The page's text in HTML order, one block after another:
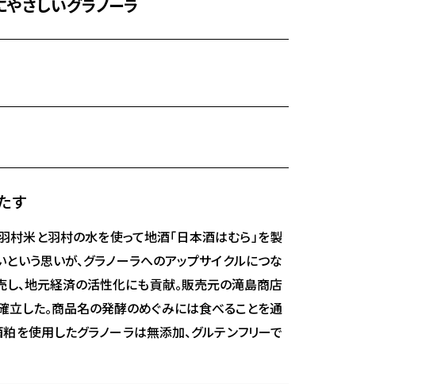
さしいグラノーラ
す
村米と羽村の水を使って地酒「日本酒はむら」を製
いう思いが、グラノーラへのアップサイクルにつな
、地元経済の活性化にも貢献。販売元の滝島商店
した。商品名の発酵のめぐみには食べることを通
を使用したグラノーラは無添加、グルテンフリーで